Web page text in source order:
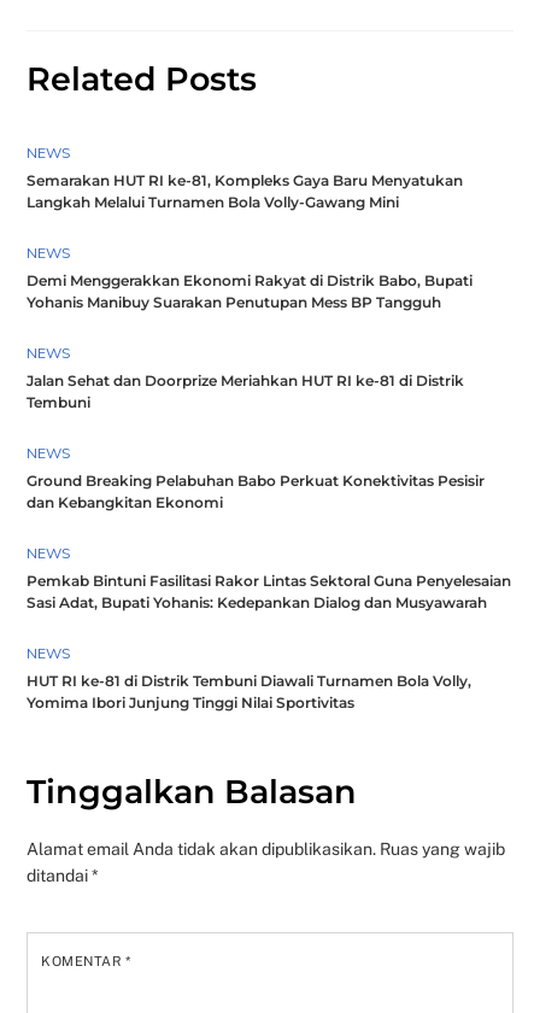
Related Posts
NEWS
Semarakan HUT RI ke-81, Kompleks Gaya Baru Menyatukan
Langkah Melalui Turnamen Bola Volly-Gawang Mini
NEWS
Demi Menggerakkan Ekonomi Rakyat di Distrik Babo, Bupati
Yohanis Manibuy Suarakan Penutupan Mess BP Tangguh
NEWS
Jalan Sehat dan Doorprize Meriahkan HUT RI ke-81 di Distrik
Tembuni
NEWS
Ground Breaking Pelabuhan Babo Perkuat Konektivitas Pesisir
dan Kebangkitan Ekonomi
NEWS
Pemkab Bintuni Fasilitasi Rakor Lintas Sektoral Guna Penyelesaian
Sasi Adat, Bupati Yohanis: Kedepankan Dialog dan Musyawarah
NEWS
HUT RI ke-81 di Distrik Tembuni Diawali Turnamen Bola Volly,
Yomima Ibori Junjung Tinggi Nilai Sportivitas
Tinggalkan Balasan
Alamat email Anda tidak akan dipublikasikan. Ruas yang wajib
ditandai*
KOMENTAR*